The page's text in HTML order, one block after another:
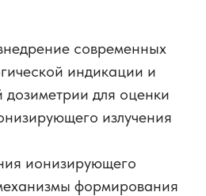
современных
индикации и
дозиметрии для оценки
излучения
ионизирующего
формирования